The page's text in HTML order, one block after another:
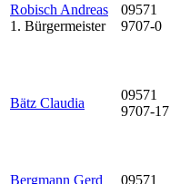
Robisch Andreas
1. Bürgermeister
09571
9707-0
Bätz Claudia
09571
9707-17
Bergmann Gerd
09571